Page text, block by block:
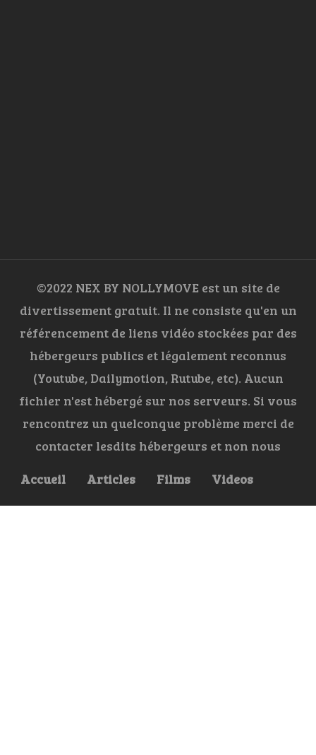
©2022 NEX BY NOLLYMOVE est un site de
divertissement gratuit. Il ne consiste qu'en un
référencement de liens vidéo stockées par des
hébergeurs publics et légalement reconnus
(Youtube, Dailymotion, Rutube, etc). Aucun
fichier n'est hébergé sur nos serveurs. Si vous
rencontrez un quelconque problème merci de
contacter lesdits hébergeurs et non nous
Accueil
Articles Films Videos